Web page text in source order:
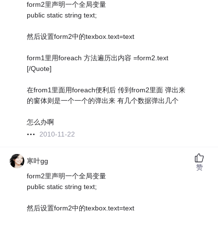
form2里声明一个全局变量
public static string text;
然后设置form2中的texbox.text=text
form1里用foreach 方法遍历出内容 =form2.text
[/Quote]
在from1里面用foreach便利后 传到from2里面 弹出来
的窗体则是一个一个的弹出来 有几个数据弹出几个
怎么办啊
2010-11-22
寒叶gg
form2里声明一个全局变量
public static string text;
然后设置form2中的texbox.text=text
赞